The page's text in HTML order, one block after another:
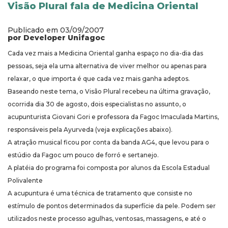
Visão Plural fala de Medicina Oriental
Publicado em 03/09/2007
por Developer Unifagoc
Cada vez mais a Medicina Oriental ganha espaço no dia-dia das
pessoas, seja ela uma alternativa de viver melhor ou apenas para
relaxar, o que importa é que cada vez mais ganha adeptos.
Baseando neste tema, o Visão Plural recebeu na última gravação,
ocorrida dia 30 de agosto, dois especialistas no assunto, o
acupunturista Giovani Gori e professora da Fagoc Imaculada Martins,
responsáveis pela Ayurveda (veja explicações abaixo).
A atração musical ficou por conta da banda AG4, que levou para o
estúdio da Fagoc um pouco de forró e sertanejo.
A platéia do programa foi composta por alunos da Escola Estadual
Polivalente
A acupuntura é uma técnica de tratamento que consiste no
estímulo de pontos determinados da superfície da pele. Podem ser
utilizados neste processo agulhas, ventosas, massagens, e até o